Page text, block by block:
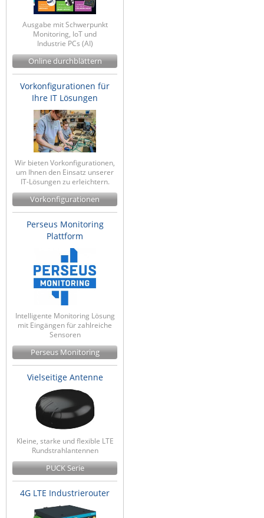
Ausgabe mit Schwerpunkt
Monitoring, IoT und
Industrie PCs (AI)
Online durchblättern
Vorkonfigurationen für
Ihre IT Lösungen
Wir bieten Vorkonfigurationen,
um Ihnen den Einsatz unserer
IT-Lösungen zu erleichtern.
Vorkonfigurationen
Perseus Monitoring
Plattform
Intelligente Monitoring Lösung
mit Eingängen für zahlreiche
Sensoren
Perseus Monitoring
Vielseitige Antenne
Kleine, starke und flexible LTE
Rundstrahlantennen
PUCK Serie
4G LTE Industrierouter